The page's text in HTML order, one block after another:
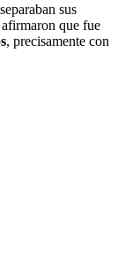
sus
que fue
, precisamente con